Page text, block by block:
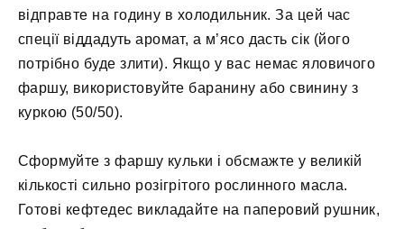
відправте на годину в холодильник. За цей час
спеції віддадуть аромат, а м’ясо дасть сік (його
потрібно буде злити). Якщо у вас немає яловичого
фаршу, використовуйте баранину або свинину з
куркою (50/50).
Сформуйте з фаршу кульки і обсмажте у великій
кількості сильно розігрітого рослинного масла.
Готові кефтедес викладайте на паперовий рушник,